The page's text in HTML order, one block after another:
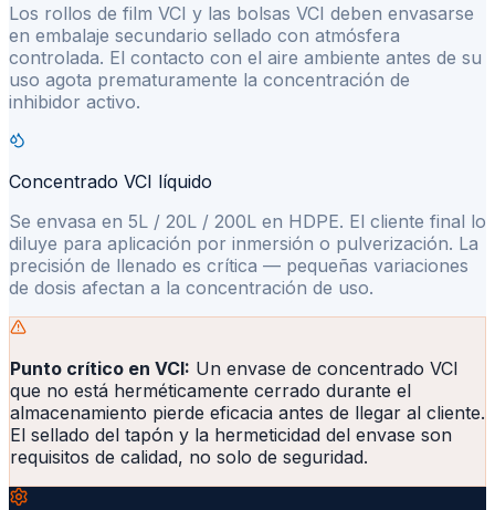
Los rollos de film VCI y las bolsas VCI deben envasarse
en embalaje secundario sellado con atmósfera
controlada. El contacto con el aire ambiente antes de su
uso agota prematuramente la concentración de
inhibidor activo.
Concentrado VCI líquido
Se envasa en 5L / 20L / 200L en HDPE. El cliente final lo
diluye para aplicación por inmersión o pulverización. La
precisión de llenado es crítica — pequeñas variaciones
de dosis afectan a la concentración de uso.
Punto crítico en VCI: Un envase de concentrado VCI
que no está herméticamente cerrado durante el
almacenamiento pierde eficacia antes de llegar al cliente.
El sellado del tapón y la hermeticidad del envase son
requisitos de calidad, no solo de seguridad.